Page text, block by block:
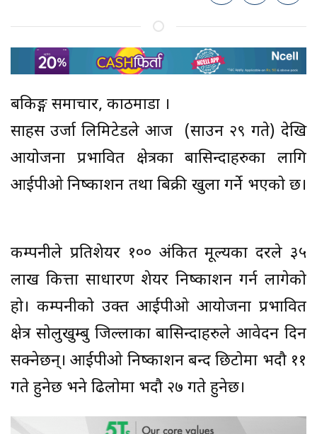
बैंकिङ्ग समाचार, काठमाडौं ।
साहस उर्जा लिमिटेडले आज (साउन २९ गते) देखि
आयोजना प्रभावित क्षेत्रका बासिन्दाहरुका लागि
आईपीओ निष्काशन तथा बिक्री खुला गर्ने भएको छ।
कम्पनीले प्रतिशेयर १०० अंकित मूल्यका दरले ३५
लाख कित्ता साधारण शेयर निष्काशन गर्न लागेको
हो। कम्पनीको उक्त आईपीओ आयोजना प्रभावित
क्षेत्र सोलुखुम्बु जिल्लाका बासिन्दाहरुले आवेदन दिन
सक्नेछन्। आईपीओ निष्काशन बन्द छिटोमा भदौ ११
गते हुनेछ भने ढिलोमा भदौ २७ गते हुनेछ।